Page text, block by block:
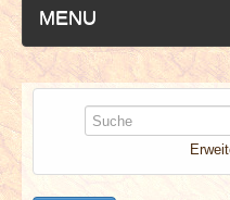
MENU
NEUESTE ARTIKEL
NEWS & DATES